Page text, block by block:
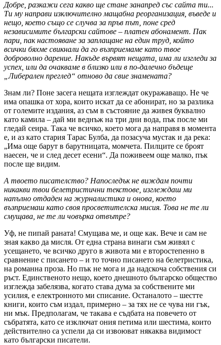
Добре, разкажи сега какво ще стане занапред със сайта ти...
Ти му направи изключително мащабна реорганизация, въведе и
нещо, което също се случва за пръв път, поне сред
независимите български сайтове – платен абонамент. Пак
пари, пак настояване за заплащане на един труд, който
всички бяхме свикнали да го възприемаме като твое
доброволно дарение. Накъде вървят нещата, има ли изгледи за
успех, или да очакваме в близко или в по-далечно бъдеще
„Либерален преглед“ отново да свие знамената?
Знам ли? Поне засега нещата изглеждат окуражаващо. Не че
има опашка от хора, които искат да се абонират, но за разлика
от големите издания, аз съм в състояние да живея буквално
като камила – дай ми веднъж на три дни вода, пък после ми
гледай сеира. Така че всичко, което мога да направя в момента
е, и аз като стария Тарас Булба, да позасуча мустак и да река:
„Има още барут в барутницата, момчета. Пилците се броят
наесен, че и след десет есени“. Да поживеем още малко, пък
после ще видим.
А твоето писателство? Напоследък не виждам почти
никакви твои белетристични текстове, изглеждаш ми
напълно отдаден на журналистика и онова, което
възприемаш като своя просветителска мисия. Това не те ли
смущава, не те ли човърка отвътре?
Уф, не пипай раната! Смущава ме, и още как. Вече и сам не
зная какво да мисля. От една страна винаги съм живял с
усещането, че всичко друго в живота ми е второстепенно в
сравнение с писането – и то точно писането на белетристика,
на романна проза. Но пък не мога и да надскоча собствения си
ръст. Единственото нещо, което днешното българско общество
изглежда забелязва, когато става дума за собствените ми
усилия, е електронното ми списание. Останалото – шестте
книги, които съм издал, примерно – за тях не се чува ни гък,
ни мък. Предполагам, че такава е съдбата на повечето от
събратята, като се изключат ония петима или шестима, които
действително са успели да си извоюват някаква видимост
като български писатели.